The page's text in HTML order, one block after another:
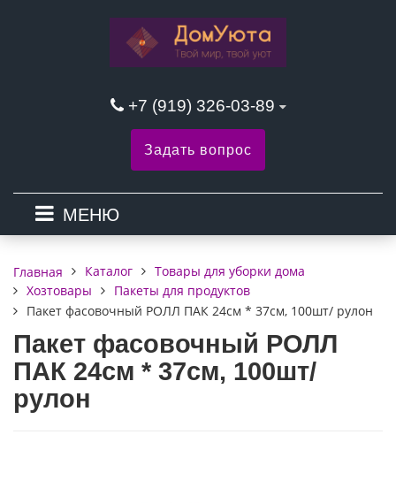
+7 (919) 326-03-89
Задать вопрос
МЕНЮ
Главная Каталог
Товары для уборки дома
Хозтовары
Пакеты для продуктов
Пакет фасовочный РОЛЛ ПАК 24см * 37см, 100шт/ рулон
Пакет фасовочный РОЛЛ
ПАК 24см * 37см, 100шт/
рулон